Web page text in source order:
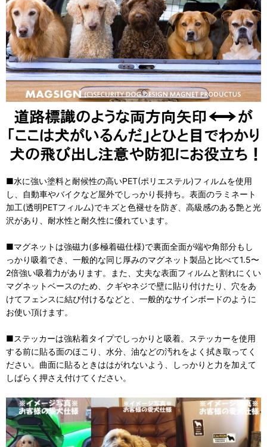
■水に強い塗料と耐候性の高いPET(ポリエステル)フィルムを使用
し、自動車やバイクなど屋外でしっかり長持ち。表面のラミネート
加工(透明PETフィルム)でキズと色褪せを防ぎ、高級感のある艶と光
沢があり、耐水性と耐久性に優れています。
■マグネットは強磁力(多極着磁仕様)で裏面全面が端や角部分もし
っかり吸着でき、一般的な同じ厚みのマグネット製品と比べて1.5〜
2倍強い吸着力があります。また、丈夫な表面フィルムと割れにくい
マグネットベースのため、クギやネジで壁に貼り付けたり、穴をあ
けてフェンスに結び付けるなどと、一般的なサインボードのように
お使い頂けます。
■ステッカーは強粘着タイプでしっかりと吸着。ステッカーを使用
する前に貼る面のほこり、水分、油などの汚れをよく拭き取ってく
ださい。曲面に貼るときははがれないよう、しっかりと力を加えて
しばらく押さえ付けてください。